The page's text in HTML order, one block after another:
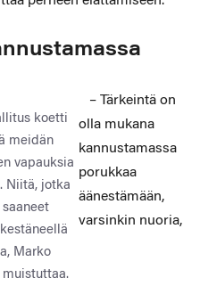
koetti
meidän
vapauksia
Niitä, jotka
Marko
– Tärkeintä on
olla mukana
kannustamassa
porukkaa
äänestämään,
varsinkin nuoria,